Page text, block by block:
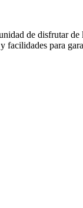
de disfrutar de
facilidades para